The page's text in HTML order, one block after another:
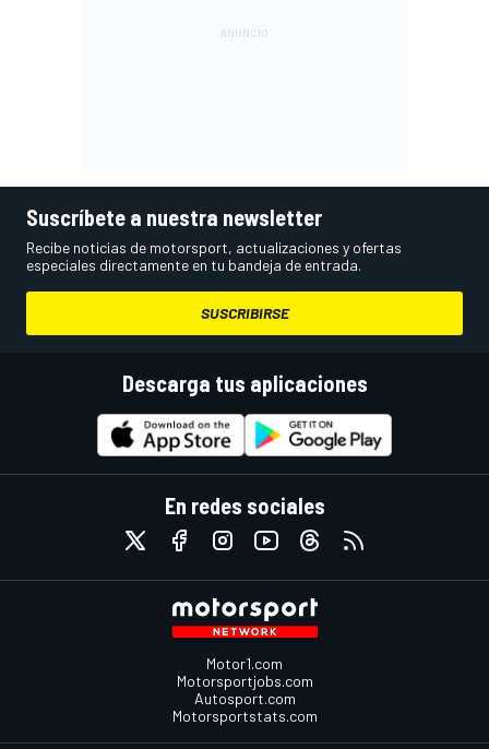
Suscríbete a nuestra newsletter
Recibe noticias de motorsport, actualizaciones y ofertas
especiales directamente en tu bandeja de entrada.
SUSCRIBIRSE
Descarga tus aplicaciones
En redes sociales
Motor1.com
Motorsportjobs.com
Autosport.com
Motorsportstats.com